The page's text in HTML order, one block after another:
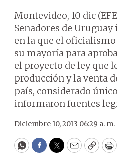
Montevideo, 10 dic
Senadores de
en la que el
su mayoría para
el proyecto de ley que
producción y la venta
país, considerado
informaron fuentes
Diciembre 10, 2013 06:29 a. m.
WhatsApp
Facebook
Twitter
EmailCopy